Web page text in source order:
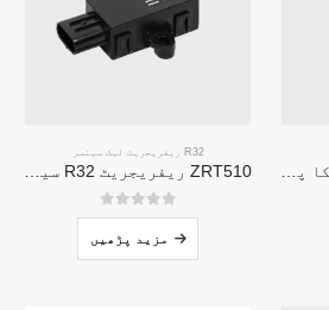
R32 ریفریجریٹ لیک سینسر
05 میں سے
مزید پڑھیں